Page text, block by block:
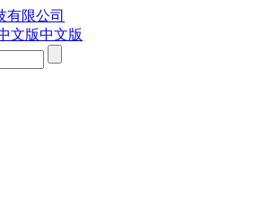
中文版